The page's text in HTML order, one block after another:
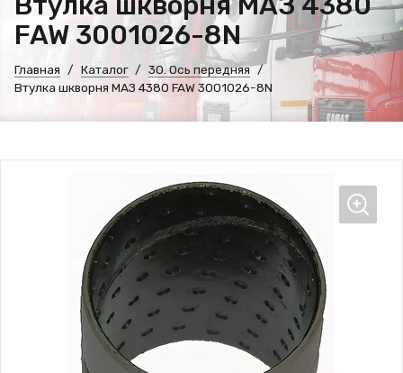
FAW 3001026-8N
Главная Каталог
30. Ось передняя
Втулка шкворня МАЗ 4380 FAW 3001026-8N